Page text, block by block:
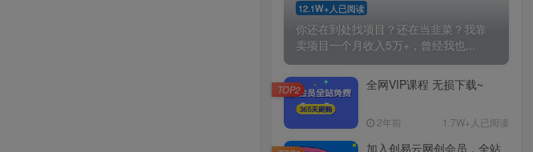
12.1W+人已阅读
你还在到处找项目？还在当韭菜？我靠
卖项目一个月收入5万+，曾经我也...
全网VIP课程 无损下载~
2年前 1.7W+人已阅读
TOP2
加入创易云网创会员，全站